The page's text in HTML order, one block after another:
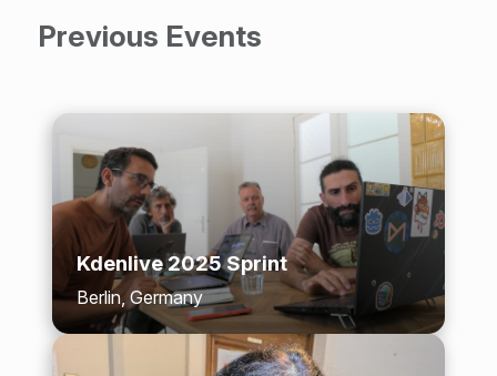
Previous Events
Kdenlive 2025 Sprint
Berlin, Germany